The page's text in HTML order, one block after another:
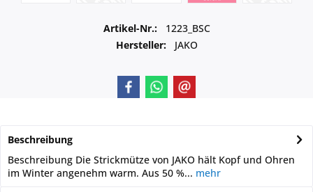
Artikel-Nr.:
1223_BSC
Hersteller:
JAKO
Beschreibung
Beschreibung Die Strickmütze von JAKO hält Kopf und Ohren
im Winter angenehm warm. Aus 50 %... mehr